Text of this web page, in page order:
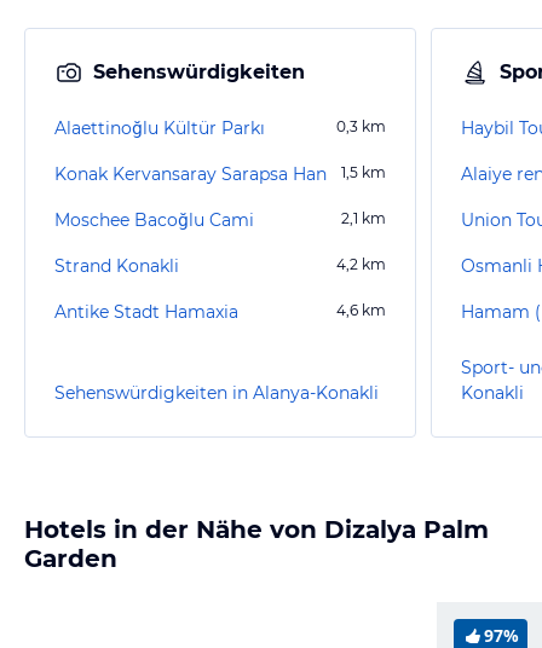
Sehenswürdigkeiten
Alaettinoğlu Kültür Parkı 0,3 km
Konak Kervansaray Sarapsa Han 1,5 km
Moschee Bacoğlu Cami 2,1 km
Strand Konakli 4,2 km
Antike Stadt Hamaxia 4,6 km
Sehenswürdigkeiten in Alanya-Konakli
Haybil
Alaiye
Union
Osmanli
Hamam
Sport-
Konakli
Hotels in der Nähe von Dizalya Palm
Garden
97%